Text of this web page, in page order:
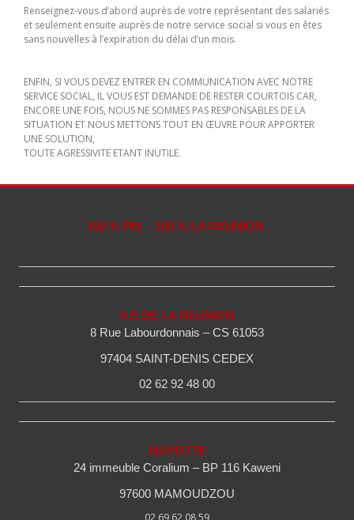
Renseignez-vous d’abord auprès de votre représentant des salariés
et seulement ensuite auprès de notre service social si vous en êtes
sans nouvelles à l’expiration du délai d’un mois.
ENFIN, SI VOUS DEVEZ ENTRER EN COMMUNICATION AVEC NOTRE
SERVICE SOCIAL, IL VOUS EST DEMANDE DE RESTER COURTOIS CAR,
ENCORE UNE FOIS, NOUS NE SOMMES PAS RESPONSABLES DE LA
SITUATION ET NOUS METTONS TOUT EN ŒUVRE POUR APPORTER
UNE SOLUTION,
TOUTE AGRESSIVITE ETANT INUTILE.
100 % PEI - 100 % LA REUNION
ILE DE LA REUNION
8 Rue Labourdonnais – CS 61053
97404 SAINT-DENIS CEDEX
02 62 92 48 00
MAYOTTE
24 immeuble Coralium – BP 116 Kaweni
97600 MAMOUDZOU
02 69 62 08 59